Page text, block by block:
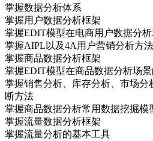
掌握数据分析体系
掌握用户数据分析框架
掌握EDIT模型在电商用户数据分析
掌握AIPL以及4A用户营销分析方法
掌握商品数据分析框架
掌握EDIT模型在商品数据分析场景
掌握销售分析、库存分析、市场
断方法
掌握商品数据分析常用数据挖掘模
掌握流量数据分析框架
掌握流量分析的基本工具